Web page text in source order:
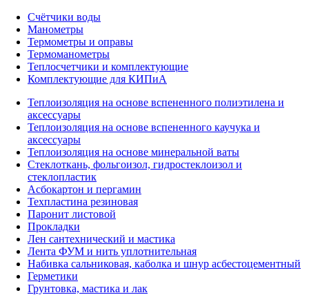
Счётчики воды
Манометры
Термометры и оправы
Термоманометры
Теплосчетчики и комплектующие
Комплектующие для КИПиА
Теплоизоляция на основе вспененного полиэтилена и
аксессуары
Теплоизоляция на основе вспененного каучука и
аксессуары
Теплоизоляция на основе минеральной ваты
Стеклоткань, фольгоизол, гидростеклоизол и
стеклопластик
Асбокартон и пергамин
Техпластина резиновая
Паронит листовой
Прокладки
Лен сантехнический и мастика
Лента ФУМ и нить уплотнительная
Набивка сальниковая, каболка и шнур асбестоцементный
Герметики
Грунтовка, мастика и лак